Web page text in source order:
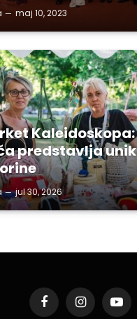
maj 10, 2023
Kaleidoskopa:
predstavlja
jul 30, 2026
FacebookInstagram